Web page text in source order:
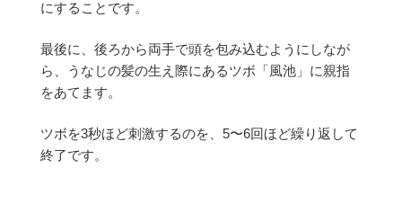
にすることです。
最後に、後ろから両手で頭を包み込むようにしなが
ら、うなじの髪の生え際にあるツボ「風池」に親指
をあてます。
ツボを3秒ほど刺激するのを、5〜6回ほど繰り返して
終了です。